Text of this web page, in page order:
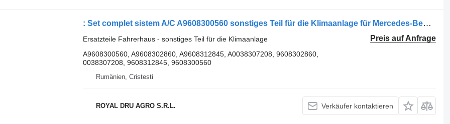
: Set complet sistem A/C A9608300560 sonstiges Teil für die Klimaanlage für Mercedes-Benz Actros MP4 1845 LKW
Preis auf Anfrage
Ersatzteile Fahrerhaus - sonstiges Teil für die Klimaanlage
A9608300560, A9608302860, A9608312845, A0038307208, 9608302860,
0038307208, 9608312845, 9608300560
Rumänien, Cristesti
ROYAL DRU AGRO S.R.L. Verkäufer kontaktieren